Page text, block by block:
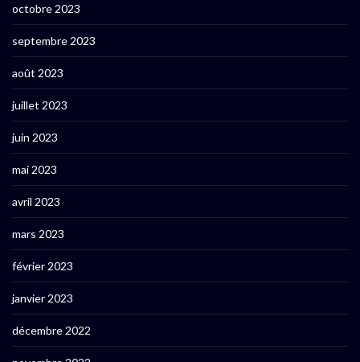
octobre 2023
septembre 2023
août 2023
juillet 2023
juin 2023
mai 2023
avril 2023
mars 2023
février 2023
janvier 2023
décembre 2022